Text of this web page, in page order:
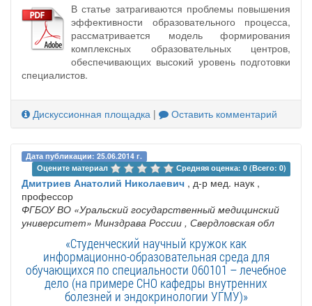
В статье затрагиваются проблемы повышения
эффективности образовательного процесса,
рассматривается модель формирования
комплексных образовательных центров,
обеспечивающих высокий уровень подготовки
специалистов.
Дискуссионная площадка | Оставить комментарий
Дата публикации: 25.06.2014 г.
Оцените материал
Средняя оценка: 0 (Всего: 0)
Дмитриев Анатолий Николаевич , д-р мед. наук ,
профессор
ФГБОУ ВО «Уральский государственный медицинский
университет» Минздрава России , Свердловская обл
«Студенческий научный кружок как
информационно-образовательная среда для
обучающихся по специальности 060101 – лечебное
дело (на примере СНО кафедры внутренних
болезней и эндокринологии УГМУ)»